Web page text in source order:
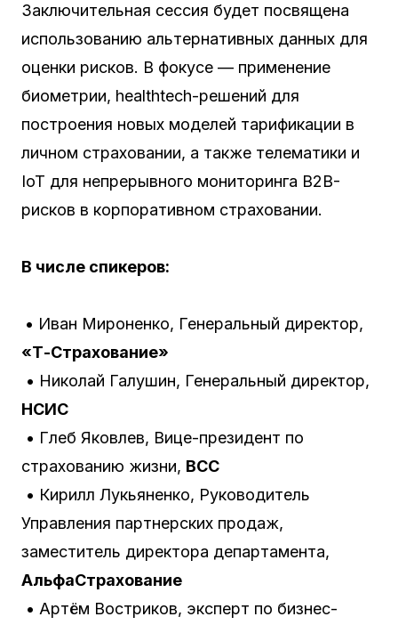
Заключительная сессия будет посвящена
использованию альтернативных данных для
оценки рисков. В фокусе — применение
биометрии, healthtech-решений для
построения новых моделей тарификации в
личном страховании, а также телематики и
IoT для непрерывного мониторинга B2B-
рисков в корпоративном страховании.
В числе спикеров:
• Иван Мироненко, Генеральный директор,
«Т-Страхование»
• Николай Галушин, Генеральный директор,
НСИС
• Глеб Яковлев, Вице-президент по
страхованию жизни, ВСС
• Кирилл Лукьяненко, Руководитель
Управления партнерских продаж,
заместитель директора департамента,
АльфаСтрахование
• Артём Востриков, эксперт по бизнес-